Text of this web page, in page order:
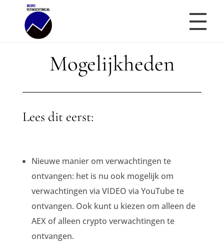
Mogelijkheden
Lees dit eerst:
Nieuwe manier om verwachtingen te
ontvangen: het is nu ook mogelijk om
verwachtingen via VIDEO via YouTube te
ontvangen. Ook kunt u kiezen om alleen de
AEX of alleen crypto verwachtingen te
ontvangen.